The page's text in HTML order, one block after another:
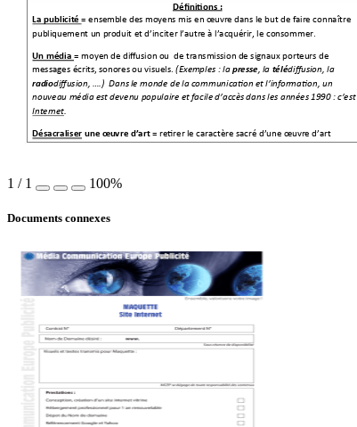
Définitions :
La publicité = ensemble des moyens mis en œuvre dans le but de faire connaître
publiquement un produit et d’inciter l’autre à l’acquérir, le consommer.
Un média = moyen de diffusion ou  de transmission de signaux porteurs de
messages écrits, sonores ou visuels. (Exemples : la presse, la télédiffusion, la
radiodiffusion, ….)  Dans le monde de la communication et l’information, un
nouveau média est devenu populaire et facile d’accès dans les années 1990 : c’est
Internet.
Désacraliser une œuvre d’art = retirer le caractère sacré d’une œuvre d’art
1 / 1 100%
Documents connexes